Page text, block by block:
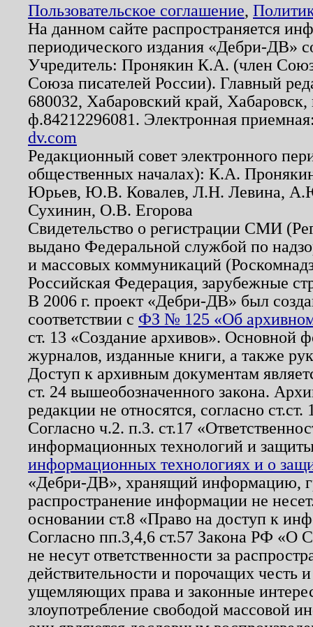
Пользовательское соглашение,
На данном сайте распространяется
периодического издания «Дебри-ДВ»
Учредитель: Пронякин К.А. (член
Союза писателей России). Главный
680032, Хабаровский край,
ф.84212296081. Электронная
dv.com
Редакционный совет электронного
общественных началах): К.А.
Юрьев, Ю.В. Ковалев, Л.Н. Левина,
Сухинин, О.В. Егорова
Свидетельство о регистрации СМИ
выдано Федеральной службой по
и массовых коммуникаций
Российская Федерация, зарубежные
В 2006 г. проект «Дебри-ДВ» был
соответствии с ФЗ № 125 «Об
ст. 13 «Создание архивов». Основной
журналов, изданные книги, а также
Доступ к архивным документам
ст. 24 вышеобозначенного закона.
редакции не относятся, согласно
Согласно ч.2. п.3. ст.17
информационных технологий и
информационных технологиях и о
«Дебри-ДВ», хранящий информацию,
распространение информации не
основании ст.8 «Право на доступ к
Согласно пп.3,4,6 ст.57 Закона РФ «О
не несут ответственности за
действительности и порочащих честь
ущемляющих права и законные
злоупотребление свободой массовой